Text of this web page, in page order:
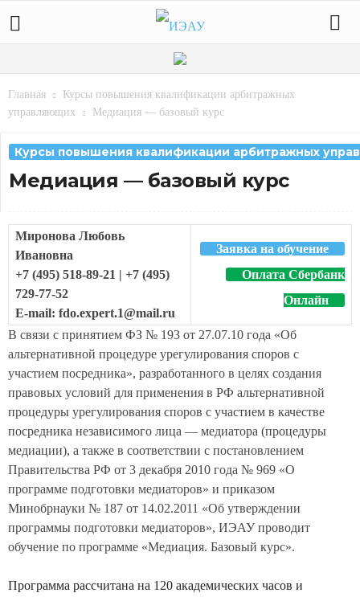
Главная
Курсы повышения квалификации арбитражных
управляющих
Медиация — базовый курс
Курсы повышения квалификации арбитражных
Медиация — базовый курс
Миронова Любовь
Ивановна
+7 (495) 518-89-21 | +7 (495)
729-77-52
E-mail: fdo.expert.1@mail.ru
Заявка на обучение
Оплата Сбербанк
Онлайн
В связи с принятием ФЗ № 193 от 27.07.10 года «Об
альтернативной процедуре урегулирования споров с
участием посредника», разработанного в целях создания
правовых условий для применения в РФ альтернативной
процедуры урегулирования споров с участием в качестве
посредника независимого лица — медиатора (процедуры
медиации), а также в соответствии с постановлением
Правительства РФ от 3 декабря 2010 года № 969 «О
программе подготовки медиаторов» и приказом
Минобрнауки № 187 от 14.02.2011 «Об утверждении
программы подготовки медиаторов», ИЭАУ проводит
обучение по программе «Медиация. Базовый курс».
Программа рассчитана на 120 академических часов и